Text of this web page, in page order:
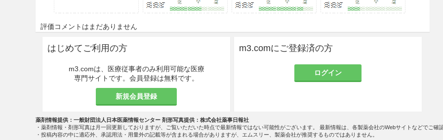
どの副作用が認められた場合には、速度を下げて症状の改善を待つ、若しくは減量
て補給すること。
慎重投与
9.1 合併症・既往歴等のある患者
下痢の増悪をきたすおそれがある。
評価コメントはまだありません
はじめてご利用の方
m3.comは、医療従事者のみ利用可能な医療
専門サイトです。会員登録は無料です。
新規会員登録
m3.comにご登録済の方
ログイン
薬剤情報提供：一般財団法人日本医薬情報センター 剤形写真提供：株式会社薬事日報社
・薬剤情報・剤形写真は月一回更新しておりますが、ご覧いただいた時点で最新情報ではない可能性がございます。 最新情報は、各製薬会社のWebサイトなどでご確
・投稿内容の中に適応外、承認用法・用量外の記載等が含まれる場合がありますが、エムスリー、製薬会社が推奨するものではありません。